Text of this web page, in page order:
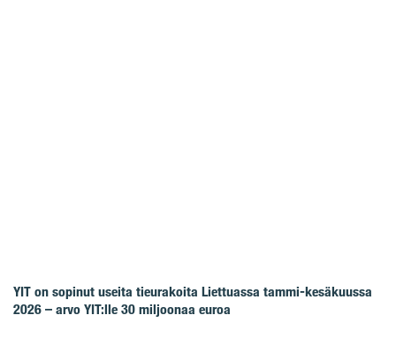
YIT on sopinut useita tieurakoita Liettuassa tammi-kesäkuussa
2026 – arvo YIT:lle 30 miljoonaa euroa